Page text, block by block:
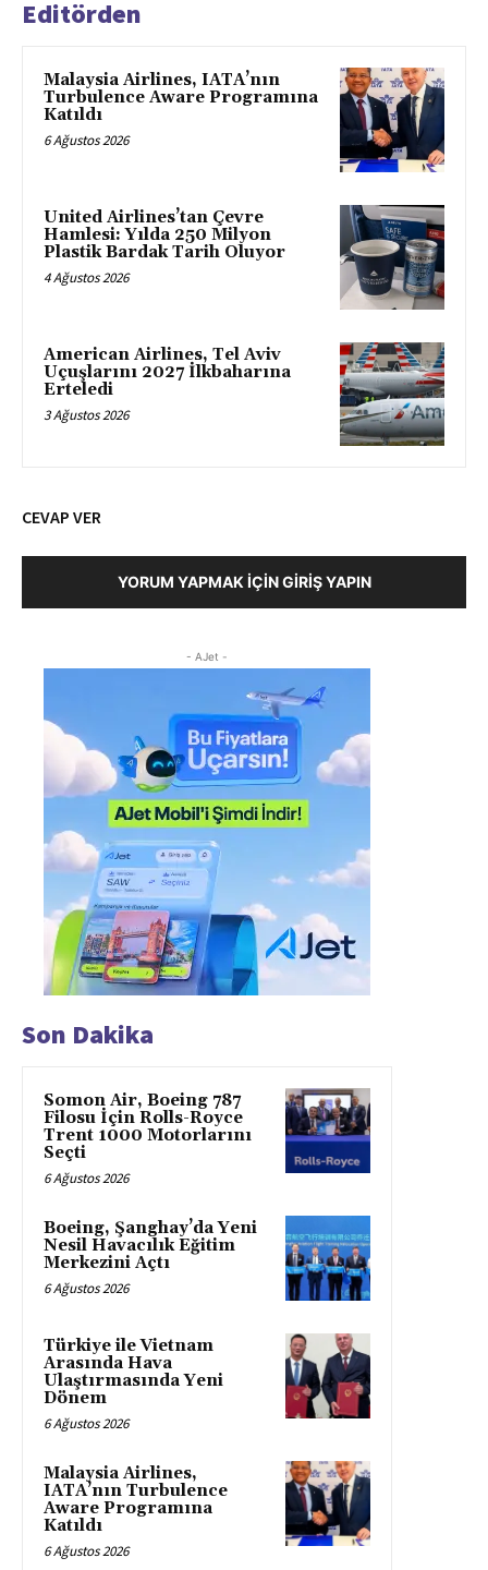
Editörden
Malaysia Airlines, IATA’nın
Turbulence Aware Programına
Katıldı
6 Ağustos 2026
United Airlines’tan Çevre
Hamlesi: Yılda 250 Milyon
Plastik Bardak Tarih Oluyor
4 Ağustos 2026
American Airlines, Tel Aviv
Uçuşlarını 2027 İlkbaharına
Erteledi
3 Ağustos 2026
CEVAP VER
YORUM YAPMAK İÇIN GIRIŞ YAPIN
- AJet -
Son Dakika
Somon Air, Boeing 787
Filosu İçin Rolls-Royce
Trent 1000 Motorlarını
Seçti
6 Ağustos 2026
Boeing, Şanghay’da Yeni
Nesil Havacılık Eğitim
Merkezini Açtı
6 Ağustos 2026
Türkiye ile Vietnam
Arasında Hava
Ulaştırmasında Yeni
Dönem
6 Ağustos 2026
Malaysia Airlines,
IATA’nın Turbulence
Aware Programına
Katıldı
6 Ağustos 2026